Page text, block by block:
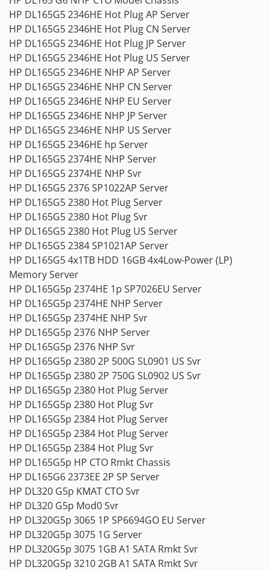
HP DL165G5 2346HE Hot Plug AP Server
HP DL165G5 2346HE Hot Plug CN Server
HP DL165G5 2346HE Hot Plug JP Server
HP DL165G5 2346HE Hot Plug US Server
HP DL165G5 2346HE NHP AP Server
HP DL165G5 2346HE NHP CN Server
HP DL165G5 2346HE NHP EU Server
HP DL165G5 2346HE NHP JP Server
HP DL165G5 2346HE NHP US Server
HP DL165G5 2346HE hp Server
HP DL165G5 2374HE NHP Server
HP DL165G5 2374HE NHP Svr
HP DL165G5 2376 SP1022AP Server
HP DL165G5 2380 Hot Plug Server
HP DL165G5 2380 Hot Plug Svr
HP DL165G5 2380 Hot Plug US Server
HP DL165G5 2384 SP1021AP Server
HP DL165G5 4x1TB HDD 16GB 4x4Low-Power (LP)
Memory Server
HP DL165G5p 2374HE 1p SP7026EU Server
HP DL165G5p 2374HE NHP Server
HP DL165G5p 2374HE NHP Svr
HP DL165G5p 2376 NHP Server
HP DL165G5p 2376 NHP Svr
HP DL165G5p 2380 2P 500G SL0901 US Svr
HP DL165G5p 2380 2P 750G SL0902 US Svr
HP DL165G5p 2380 Hot Plug Server
HP DL165G5p 2380 Hot Plug Svr
HP DL165G5p 2384 Hot Plug Server
HP DL165G5p 2384 Hot Plug Server
HP DL165G5p 2384 Hot Plug Svr
HP DL165G5p HP CTO Rmkt Chassis
HP DL165G6 2373EE 2P SP Server
HP DL320 G5p KMAT CTO Svr
HP DL320 G5p Mod0 Svr
HP DL320G5p 3065 1P SP6694GO EU Server
HP DL320G5p 3075 1G Server
HP DL320G5p 3075 1GB A1 SATA Rmkt Svr
HP DL320G5p 3210 2GB A1 SATA Rmkt Svr